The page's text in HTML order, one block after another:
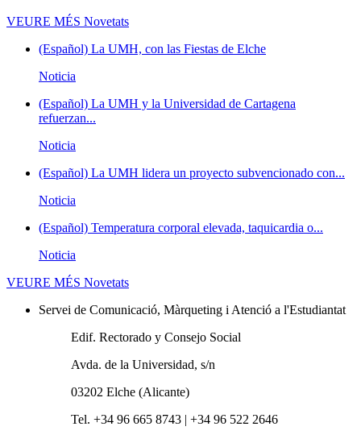
VEURE MÉS Novetats
(Español) La UMH, con las Fiestas de Elche
Noticia
(Español) La UMH y la Universidad de Cartagena
refuerzan...
Noticia
(Español) La UMH lidera un proyecto subvencionado con...
Noticia
(Español) Temperatura corporal elevada, taquicardia o...
Noticia
VEURE MÉS Novetats
Servei de Comunicació, Màrqueting i Atenció a l'Estudiantat
Edif. Rectorado y Consejo Social
Avda. de la Universidad, s/n
03202 Elche (Alicante)
Tel. +34 96 665 8743 | +34 96 522 2646